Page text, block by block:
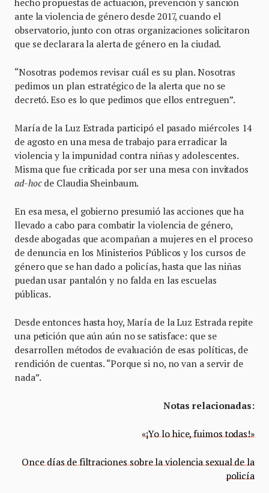
ante la violencia de género desde 2017, cuando el
observatorio, junto con otras organizaciones solicitaron
que se declarara la alerta de género en la ciudad.
“Nosotras podemos revisar cuál es su plan. Nosotras
pedimos un plan estratégico de la alerta que no se
decretó. Eso es lo que pedimos que ellos entreguen”.
María de la Luz Estrada participó el pasado miércoles 14
de agosto en una mesa de trabajo para erradicar la
violencia y la impunidad contra niñas y adolescentes.
Misma que fue criticada por ser una mesa con invitados
ad-hocde Claudia Sheinbaum.
En esa mesa, el gobierno presumió las acciones que ha
llevado a cabo para combatir la violencia de género,
desde abogadas que acompañan a mujeres en el proceso
de denuncia en los Ministerios Públicos y los cursos de
género que se han dado a policías, hasta que las niñas
puedan usar pantalón y no falda en las escuelas
públicas.
Desde entonces hasta hoy, María de la Luz Estrada repite
una petición que aún aún no se satisface: que se
desarrollen métodos de evaluación de esas políticas, de
rendición de cuentas. “Porque si no, no van a servir de
nada”.
Notas relacionadas:
«¡Yo lo hice, fuimos todas!»
Once días de filtraciones sobre la violencia sexual de la
policía